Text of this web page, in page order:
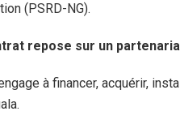
(PSRD-NG).
repose sur un
à financer, acquérir,